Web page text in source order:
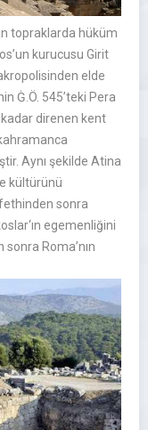
topraklarda hüküm
kurucusu Girit
elde
Ġ.Ö. 545’teki Pera
kadar direnen kent
Aynı şekilde Atina
kültürünü
fethinden sonra
egemenliğini
sonra Roma’nın